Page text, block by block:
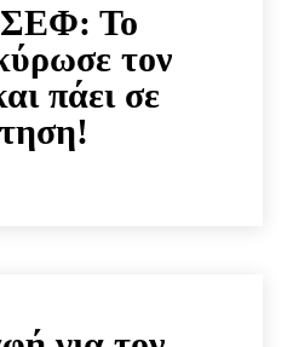
ΣΕΦ: Το
τον
πάει σε